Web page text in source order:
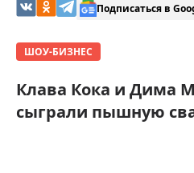
Подписаться в
ШОУ-БИЗНЕС
Клава Кока и Дима
сыграли пышную